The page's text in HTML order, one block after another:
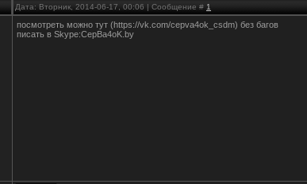
Дата: Вторник, 2014-06-17, 00:06 | Сообщение # 1
посмотреть можно тут (https://vk.com/cepva4ok_csdm) без багов
писать в Skype:CepBa4oK.by